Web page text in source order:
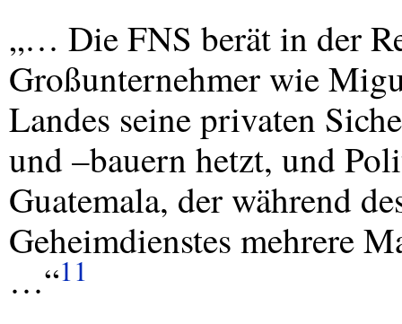
„… DieFNS berät in der
Großunternehmer wie
Landes seine privaten
und –bauern hetzt, und
Guatemala, der während
Geheimdienstes mehrere
…“11